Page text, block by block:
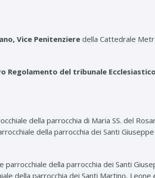
Vice Penitenzieredella Cattedrale
Regolamento del tribunale
della parrocchia di Maria SS. del
della parrocchia dei Santi
parrocchiale della parrocchia dei Santi
della parrocchia dei Santi Martino, Leone